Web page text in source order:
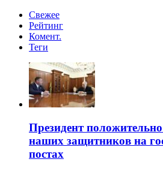
Свежее
Рейтинг
Комент.
Теги
Президент
наших защитников на
постах